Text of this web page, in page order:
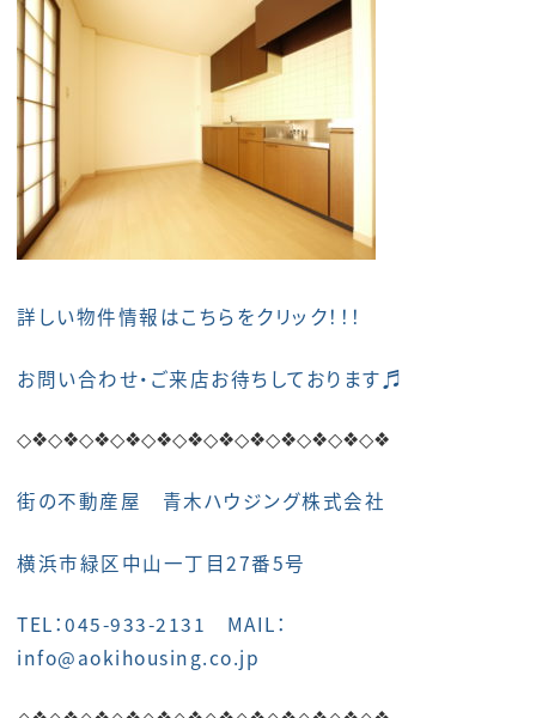
詳しい物件情報はこちらをクリック！！！
お問い合わせ・ご来店お待ちしております♬
◇❖◇❖◇❖◇❖◇❖◇❖◇❖◇❖◇❖◇❖◇❖◇❖
街の不動産屋 青木ハウジング株式会社
横浜市緑区中山一丁目27番5号
TEL：045-933-2131 MAIL：
info@aokihousing.co.jp